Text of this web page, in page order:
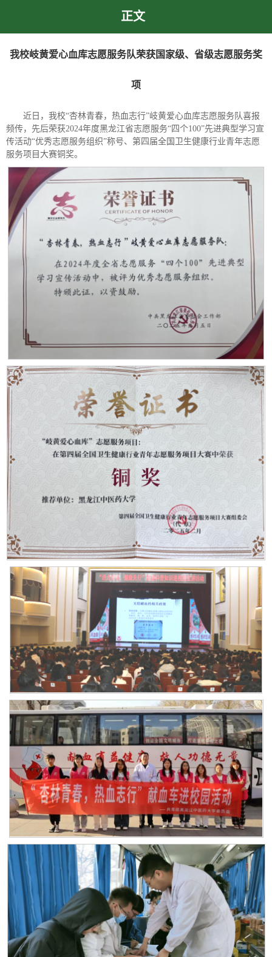
正文
我校岐黄爱心血库志愿服务队荣获国家级、省级志愿服务奖
项
近日，我校“杏林青春，热血志行”岐黄爱心血库志愿服务队喜报
频传，先后荣获2024年度黑龙江省志愿服务“四个100”先进典型学习宣
传活动“优秀志愿服务组织”称号、第四届全国卫生健康行业青年志愿
服务项目大赛铜奖。